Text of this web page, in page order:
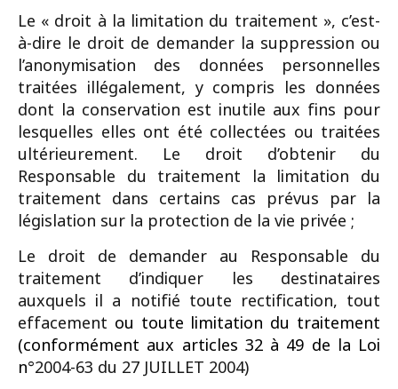
Le « droit à la limitation du traitement », c’est-
à-dire le droit de demander la suppression ou
l’anonymisation des données personnelles
traitées illégalement, y compris les données
dont la conservation est inutile aux fins pour
lesquelles elles ont été collectées ou traitées
ultérieurement. Le droit d’obtenir du
Responsable du traitement la limitation du
traitement dans certains cas prévus par la
législation sur la protection de la vie privée ;
Le droit de demander au Responsable du
traitement d’indiquer les destinataires
auxquels il a notifié toute rectification, tout
effacement ou toute limitation du traitement
(conformément aux articles 32 à 49 de la Loi
n°2004-63 du 27 JUILLET 2004)